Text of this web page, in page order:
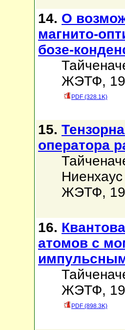
14. О
магнито-
бозе-
ЖЭТФ,
PDF (328.1K)
15.
оператора
Ниенхаус
ЖЭТФ,
16.
атомов с
ЖЭТФ,
PDF (898.3K)